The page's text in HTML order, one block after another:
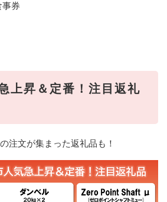
事券
上昇＆定番！注目返礼
注文が集まった返礼品も！